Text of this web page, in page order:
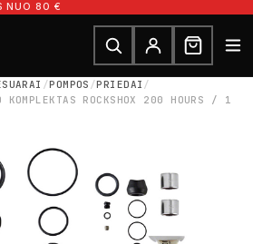
NUO 80 €
/POMPOS /PRIEDAI /
KOMPLEKTAS ROCKSHOX 200 HOURS / 1